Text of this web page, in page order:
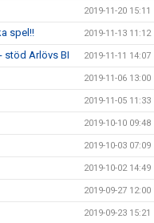
2019-11-20 15:11
spel!! 2019-11-13 11:12
stöd Arlövs BI 2019-11-11 14:07
2019-11-06 13:00
2019-11-05 11:33
2019-10-10 09:48
2019-10-03 07:09
2019-10-02 14:49
2019-09-27 12:00
2019-09-23 15:21